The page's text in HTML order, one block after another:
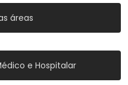
áreas
e Hospitalar